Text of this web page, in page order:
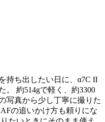
持ち出したい日に、α7C II
。 約514gで軽く、約3300
写真から少し丁寧に撮りた
の追いかけ方も頼りにな